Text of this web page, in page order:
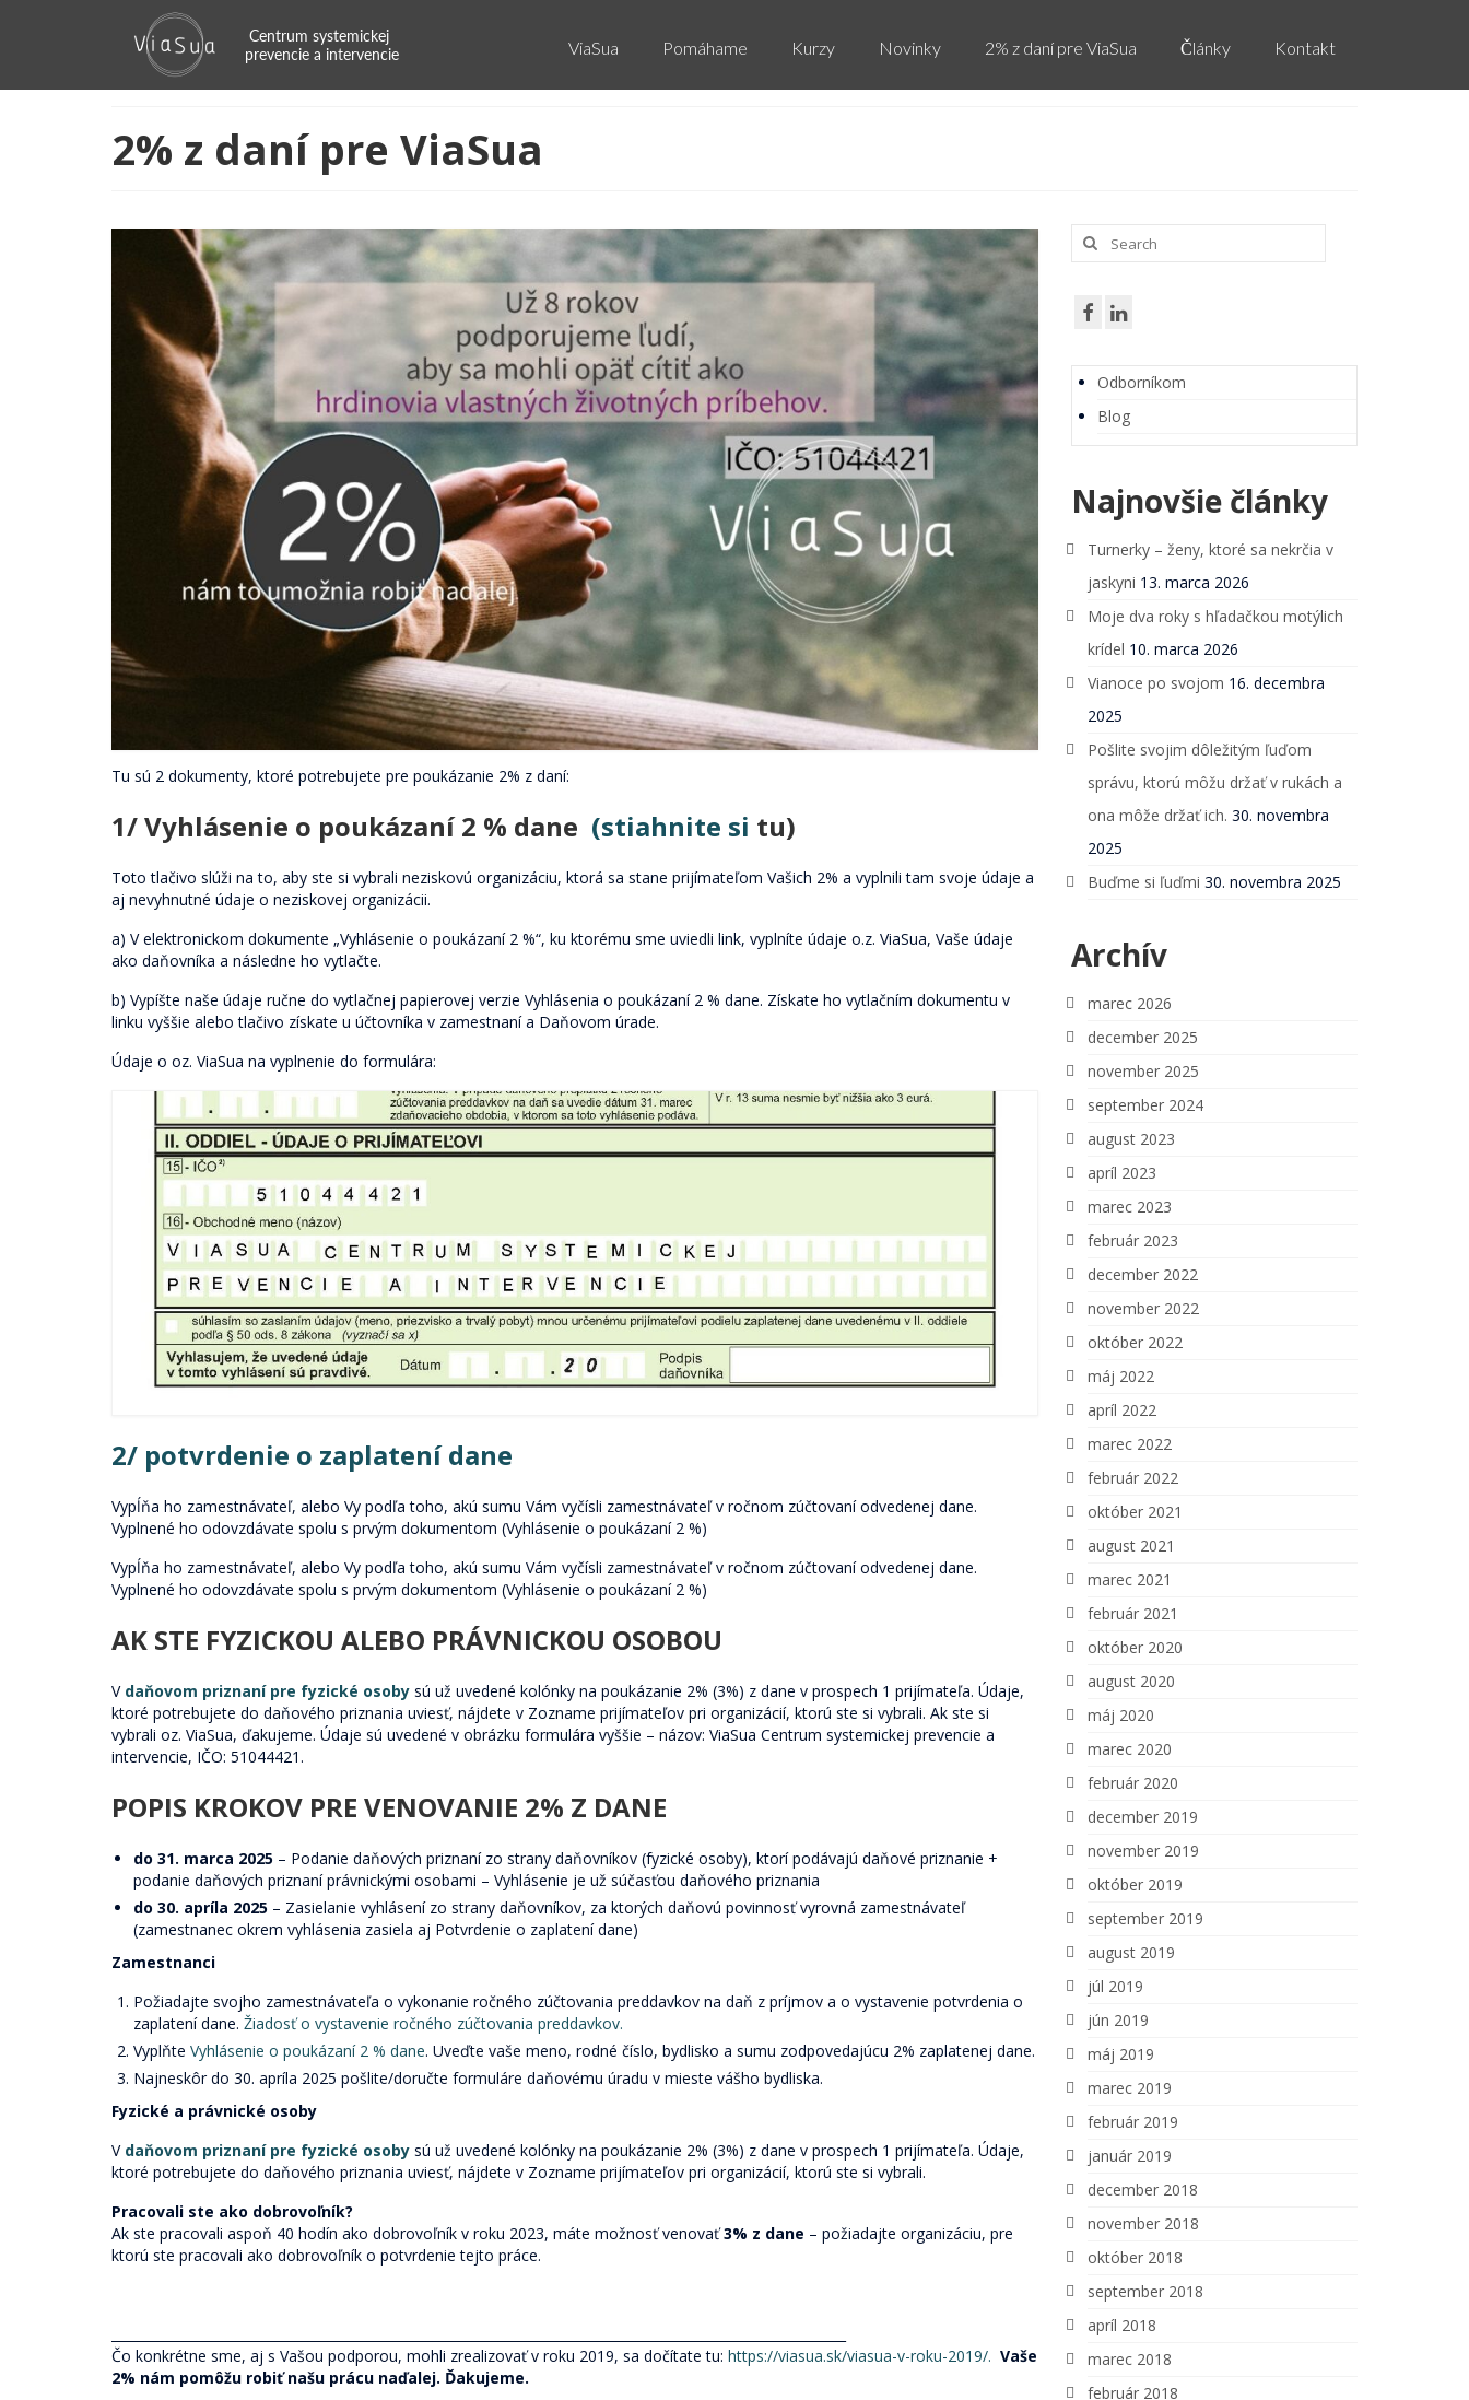
ViaSua Pomáhame Kurzy Novinky 2% z daní pre ViaSua Články Kontakt
2% z daní pre ViaSua
Tu sú 2 dokumenty, ktoré potrebujete pre poukázanie 2% z daní:
1/ Vyhlásenie o poukázaní 2 % dane (stiahnite si tu)
Toto tlačivo slúži na to, aby ste si vybrali neziskovú organizáciu, ktorá sa stane prijímateľom Vašich 2% a vyplnili tam svoje údaje a
aj nevyhnutné údaje o neziskovej organizácii.
a) V elektronickom dokumente „Vyhlásenie o poukázaní 2 %“, ku ktorému sme uviedli link, vyplníte údaje o.z. ViaSua, Vaše údaje
ako daňovníka a následne ho vytlačte.
b) Vypíšte naše údaje ručne do vytlačnej papierovej verzie Vyhlásenia o poukázaní 2 % dane. Získate ho vytlačním dokumentu v
linku vyššie alebo tlačivo získate u účtovníka v zamestnaní a Daňovom úrade.
Údaje o oz. ViaSua na vyplnenie do formulára:
2/ potvrdenie o zaplatení dane
Vypĺňa ho zamestnávateľ, alebo Vy podľa toho, akú sumu Vám vyčísli zamestnávateľ v ročnom zúčtovaní odvedenej dane.
Vyplnené ho odovzdávate spolu s prvým dokumentom (Vyhlásenie o poukázaní 2 %)
Vypĺňa ho zamestnávateľ, alebo Vy podľa toho, akú sumu Vám vyčísli zamestnávateľ v ročnom zúčtovaní odvedenej dane.
Vyplnené ho odovzdávate spolu s prvým dokumentom (Vyhlásenie o poukázaní 2 %)
AK STE FYZICKOU ALEBO PRÁVNICKOU OSOBOU
V daňovom priznaní pre fyzické osoby sú už uvedené kolónky na poukázanie 2% (3%) z dane v prospech 1 prijímateľa. Údaje,
ktoré potrebujete do daňového priznania uviesť, nájdete v Zozname prijímateľov pri organizácií, ktorú ste si vybrali. Ak ste si
vybrali oz. ViaSua, ďakujeme. Údaje sú uvedené v obrázku formulára vyššie – názov: ViaSua Centrum systemickej prevencie a
intervencie, IČO: 51044421.
POPIS KROKOV PRE VENOVANIE 2% Z DANE
do 31. marca 2025 – Podanie daňových priznaní zo strany daňovníkov (fyzické osoby), ktorí podávajú daňové priznanie +
podanie daňových priznaní právnickými osobami – Vyhlásenie je už súčasťou daňového priznania
do 30. apríla 2025 – Zasielanie vyhlásení zo strany daňovníkov, za ktorých daňovú povinnosť vyrovná zamestnávateľ
(zamestnanec okrem vyhlásenia zasiela aj Potvrdenie o zaplatení dane)
Zamestnanci
Požiadajte svojho zamestnávateľa o vykonanie ročného zúčtovania preddavkov na daň z príjmov a o vystavenie potvrdenia o
zaplatení dane. Žiadosť o vystavenie ročného zúčtovania preddavkov.
Vyplňte Vyhlásenie o poukázaní 2 % dane. Uveďte vaše meno, rodné číslo, bydlisko a sumu zodpovedajúcu 2% zaplatenej dane.
Najneskôr do 30. apríla 2025 pošlite/doručte formuláre daňovému úradu v mieste vášho bydliska.
Fyzické a právnické osoby
V daňovom priznaní pre fyzické osoby sú už uvedené kolónky na poukázanie 2% (3%) z dane v prospech 1 prijímateľa. Údaje,
ktoré potrebujete do daňového priznania uviesť, nájdete v Zozname prijímateľov pri organizácií, ktorú ste si vybrali.
Pracovali ste ako dobrovoľník?
Ak ste pracovali aspoň 40 hodín ako dobrovoľník v roku 2023, máte možnosť venovať3% z dane – požiadajte organizáciu, pre
ktorú ste pracovali ako dobrovoľník o potvrdenie tejto práce.
Čo konkrétne sme, aj s Vašou podporou, mohli zrealizovať v roku 2019, sa dočítate tu: https://viasua.sk/viasua-v-roku-2019/. Vaše
2% nám pomôžu robiť našu prácu naďalej. Ďakujeme.
Search
for:
Odborníkom
Blog
Najnovšie články
Turnerky – ženy, ktoré sa nekrčia v
jaskyni 13. marca 2026
Moje dva roky s hľadačkou motýlich
krídel 10. marca 2026
Vianoce po svojom 16. decembra
2025
Pošlite svojim dôležitým ľuďom
správu, ktorú môžu držať v rukách a
ona môže držať ich. 30. novembra
2025
Buďme si ľuďmi 30. novembra 2025
Archív
marec 2026
december 2025
november 2025
september 2024
august 2023
apríl 2023
marec 2023
február 2023
december 2022
november 2022
október 2022
máj 2022
apríl 2022
marec 2022
február 2022
október 2021
august 2021
marec 2021
február 2021
október 2020
august 2020
máj 2020
marec 2020
február 2020
december 2019
november 2019
október 2019
september 2019
august 2019
júl 2019
jún 2019
máj 2019
marec 2019
február 2019
január 2019
december 2018
november 2018
október 2018
september 2018
apríl 2018
marec 2018
február 2018